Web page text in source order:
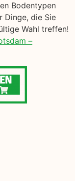
Bodentypen
Dinge, die Sie
Wahl treffen!
–